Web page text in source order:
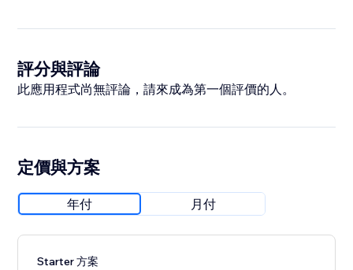
評分與評論
此應用程式尚無評論，請來成為第一個評價的人。
定價與方案
年付 月付
Starter 方案